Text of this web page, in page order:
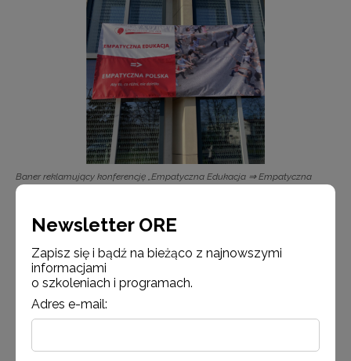
Baner reklamujący konferencję „Empatyczna Edukacja ⇒ Empatyczna
Polska”
Newsletter ORE
Zapisz się i bądź na bieżąco z najnowszymi
informacjami
o szkoleniach i programach.
Adres e-mail: